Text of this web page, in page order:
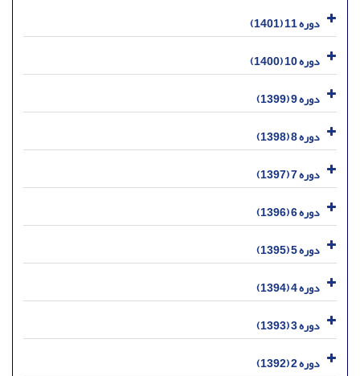
دوره 11 (1401)
دوره 10 (1400)
دوره 9 (1399)
دوره 8 (1398)
دوره 7 (1397)
دوره 6 (1396)
دوره 5 (1395)
دوره 4 (1394)
دوره 3 (1393)
دوره 2 (1392)